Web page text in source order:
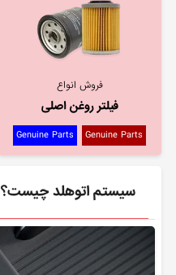
فروش انواع
فیلتر روغن اصلی
Genuine Parts
Genuine Parts
سیستم اتوهلد چیست؟